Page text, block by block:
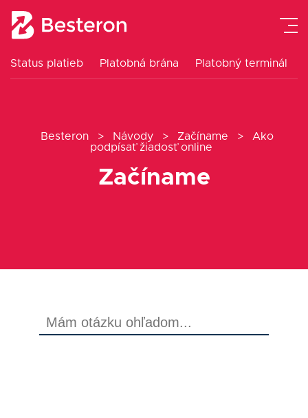
Status platieb Platobná brána Platobný terminál
O nás
eKasa pokladne
Platobná brána
Besteron > Návody > Začíname >
Ako
podpísať žiadosť online
Začíname